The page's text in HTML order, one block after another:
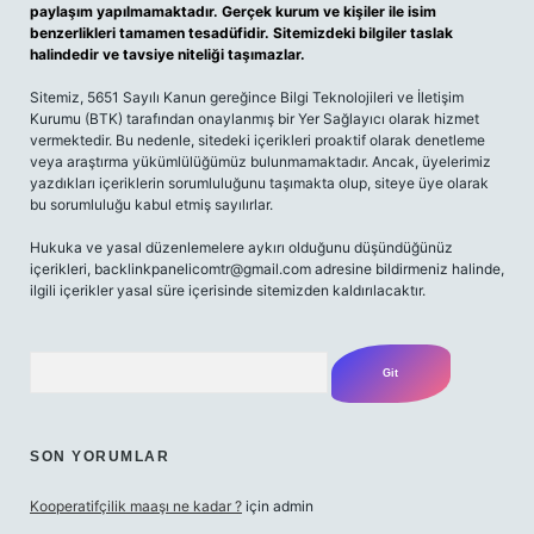
paylaşım yapılmamaktadır. Gerçek kurum ve kişiler ile isim
benzerlikleri tamamen tesadüfidir. Sitemizdeki bilgiler taslak
halindedir ve tavsiye niteliği taşımazlar.
Sitemiz, 5651 Sayılı Kanun gereğince Bilgi Teknolojileri ve İletişim
Kurumu (BTK) tarafından onaylanmış bir Yer Sağlayıcı olarak hizmet
vermektedir. Bu nedenle, sitedeki içerikleri proaktif olarak denetleme
veya araştırma yükümlülüğümüz bulunmamaktadır. Ancak, üyelerimiz
yazdıkları içeriklerin sorumluluğunu taşımakta olup, siteye üye olarak
bu sorumluluğu kabul etmiş sayılırlar.
Hukuka ve yasal düzenlemelere aykırı olduğunu düşündüğünüz
içerikleri, backlinkpanelicomtr@gmail.com adresine bildirmeniz halinde,
ilgili içerikler yasal süre içerisinde sitemizden kaldırılacaktır.
SON YORUMLAR
Kooperatifçilik maaşı ne kadar ? için admin